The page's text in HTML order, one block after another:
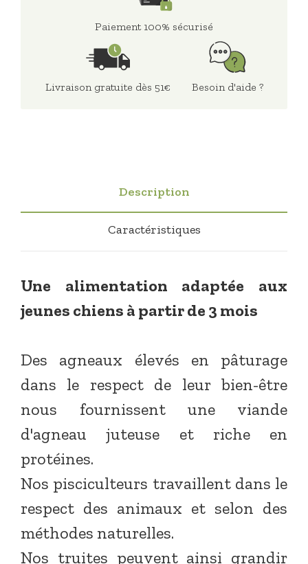
Paiement 100% sécurisé
Livraison gratuite dès 51€ Besoin d'aide ?
Description
Caractéristiques
Une alimentation adaptée aux
jeunes chiens à partir de 3 mois
Des agneaux élevés en pâturage
dans le respect de leur bien-être
nous fournissent une viande
d'agneau juteuse et riche en
protéines.
Nos pisciculteurs travaillent dans le
respect des animaux et selon des
méthodes naturelles.
Nos truites peuvent ainsi grandir